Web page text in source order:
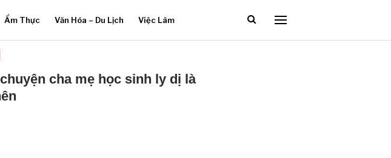
Ẩm Thực Văn Hóa – Du Lịch Việc Làm
cha mẹ học sinh ly dị là